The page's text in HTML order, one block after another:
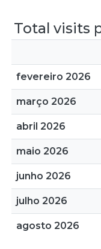
Total visits
fevereiro 2026
março 2026
abril 2026
maio 2026
junho 2026
julho 2026
agosto 2026